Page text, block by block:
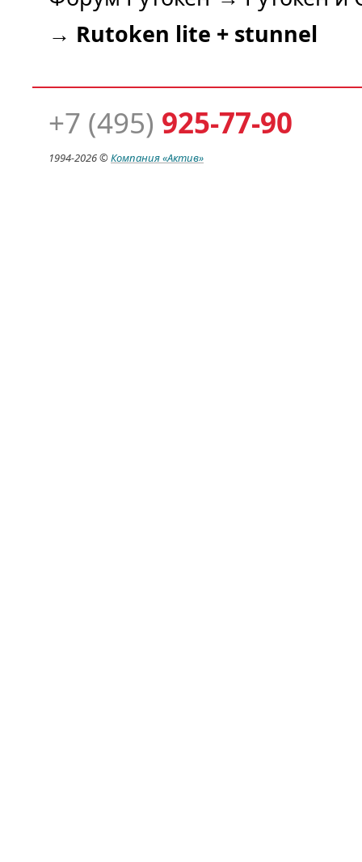
→ Rutoken lite + stunnel
+7 (495) 925-77-90
1994-2026 ©Компания«Актив»